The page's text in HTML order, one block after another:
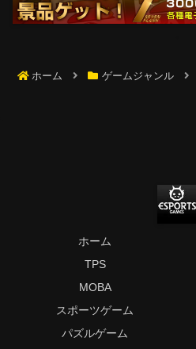
ホーム ゲームジャンル
ホーム
TPS
MOBA
スポーツゲーム
パズルゲーム